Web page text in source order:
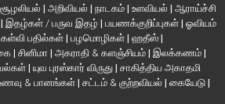
சூழலியல் | அறிவியல் | நாடகம் | உளவியல் | ஆராய்ச்சி
| இதழ்கள் / பருவ இதழ் | பயணக்குறிப்புகள் | ஓவியம்
பதில்கள் | பழமொழிகள் | ஹதீஸ் |
| சினிமா | அகராதி & களஞ்சியம் | இலக்கணம் |
| யுவ புரஸ்கார் விருது | சாகித்திய அகாதமி
& பானங்கள் | சட்டம் & குற்றவியல் | கையேடு |